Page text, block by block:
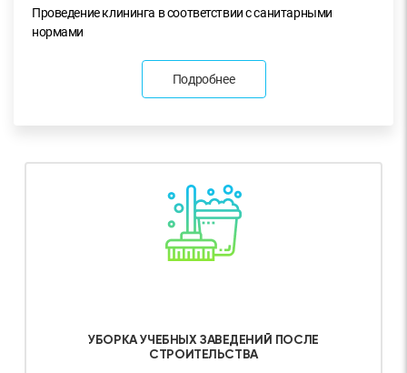
Проведение клининга в соответствии с санитарными
нормами
Подробнее
УБОРКА УЧЕБНЫХ ЗАВЕДЕНИЙ ПОСЛЕ
СТРОИТЕЛЬСТВА